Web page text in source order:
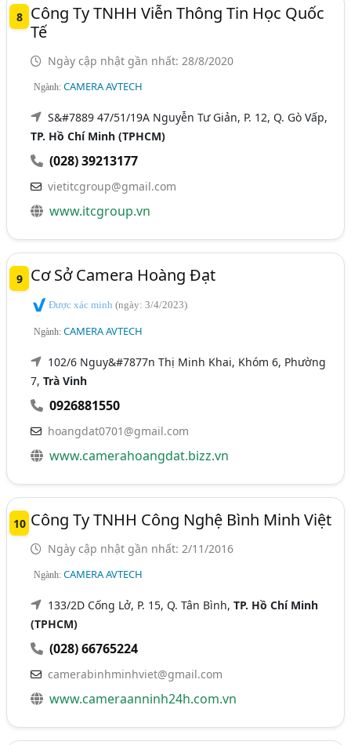
8
Công Ty TNHH Viễn Thông Tin Học Quốc
Tế
Ngày cập nhật gần nhất: 28/8/2020
Ngành:CAMERA AVTECH
S&#7889 47/51/19A Nguyễn Tư Giản, P. 12, Q. Gò Vấp,
TP. Hồ Chí Minh (TPHCM)
(028) 39213177
vietitcgroup@gmail.com
www.itcgroup.vn
9 Cơ Sở Camera Hoàng Đạt
Được xác minh(ngày: 3/4/2023)
Ngành:CAMERA AVTECH
102/6 Nguy&#7877n Thị Minh Khai, Khóm 6, Phường
7,Trà Vinh
0926881550
hoangdat0701@gmail.com
www.camerahoangdat.bizz.vn
10 Công Ty TNHH Công Nghệ Bình Minh Việt
Ngày cập nhật gần nhất: 2/11/2016
Ngành:CAMERA AVTECH
133/2D Cống Lở, P. 15, Q. Tân Bình,TP. Hồ Chí Minh
(TPHCM)
(028) 66765224
camerabinhminhviet@gmail.com
www.cameraanninh24h.com.vn